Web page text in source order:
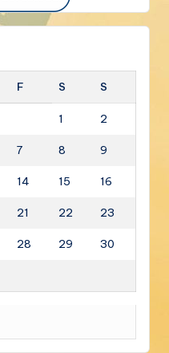
F S S
1 2
7 8 9
14 15 16
21 22 23
28 29 30